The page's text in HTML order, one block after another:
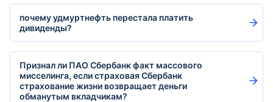
почему удмуртнефть перестала платить
дивиденды?
Признал ли ПАО Сбербанк факт массового
мисселинга, если страховая Сбербанк
страхование жизни возвращает деньги
обманутым вкладчикам?